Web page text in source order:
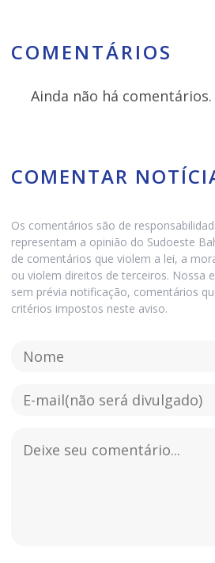
COMENTÁRIOS
Ainda não há
COMENTAR
Os comentários são de
representam a opinião do Sudoeste
de comentários que violem a lei, a
ou violem direitos de terceiros. Nossa
sem prévia notificação, comentários
critérios impostos neste aviso.